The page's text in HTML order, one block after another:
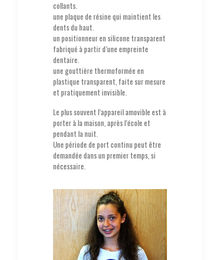
collants.
une plaque de résine qui maintient les
dents du haut.
un positionneur en silicone transparent
fabriqué à partir d’une empreinte
dentaire.
une gouttière thermoformée en
plastique transparent, faite sur mesure
et pratiquement invisible.
Le plus souvent l’appareil amovible est à
porter à la maison, après l’école et
pendant la nuit.
Une période de port continu peut être
demandée dans un premier temps, si
nécessaire.